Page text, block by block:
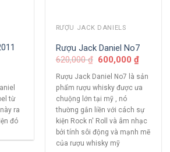
từ
ra
đó
RƯỢU JACK DANIELS
Rượu Jack Daniel No7
620,000₫ 600,000₫
Rượu Jack Daniel No7 là sản
phẩm rượu whisky được ưa
chuộng lớn tại mỹ , nó
thường gắn liền với cách sự
kiện Rock n' Roll và âm nhạc
bởi tính sôi động và mạnh mẽ
của rượu whisky mỹ